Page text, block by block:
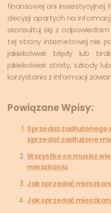
finansowej ani inwestycyjnej.
decyzji opartych na
skonsultuj się z
tej strony internetowej nie
jakiekolwiek błędy lub
jakiekolwiek straty, szkody
korzystania z informacji
Powiązane Wpisy:
Sprzedaż
sprzedać zadłużone
Wszystko co musisz
mieszkaniu
Jak sprzedać
Jak sprzedać